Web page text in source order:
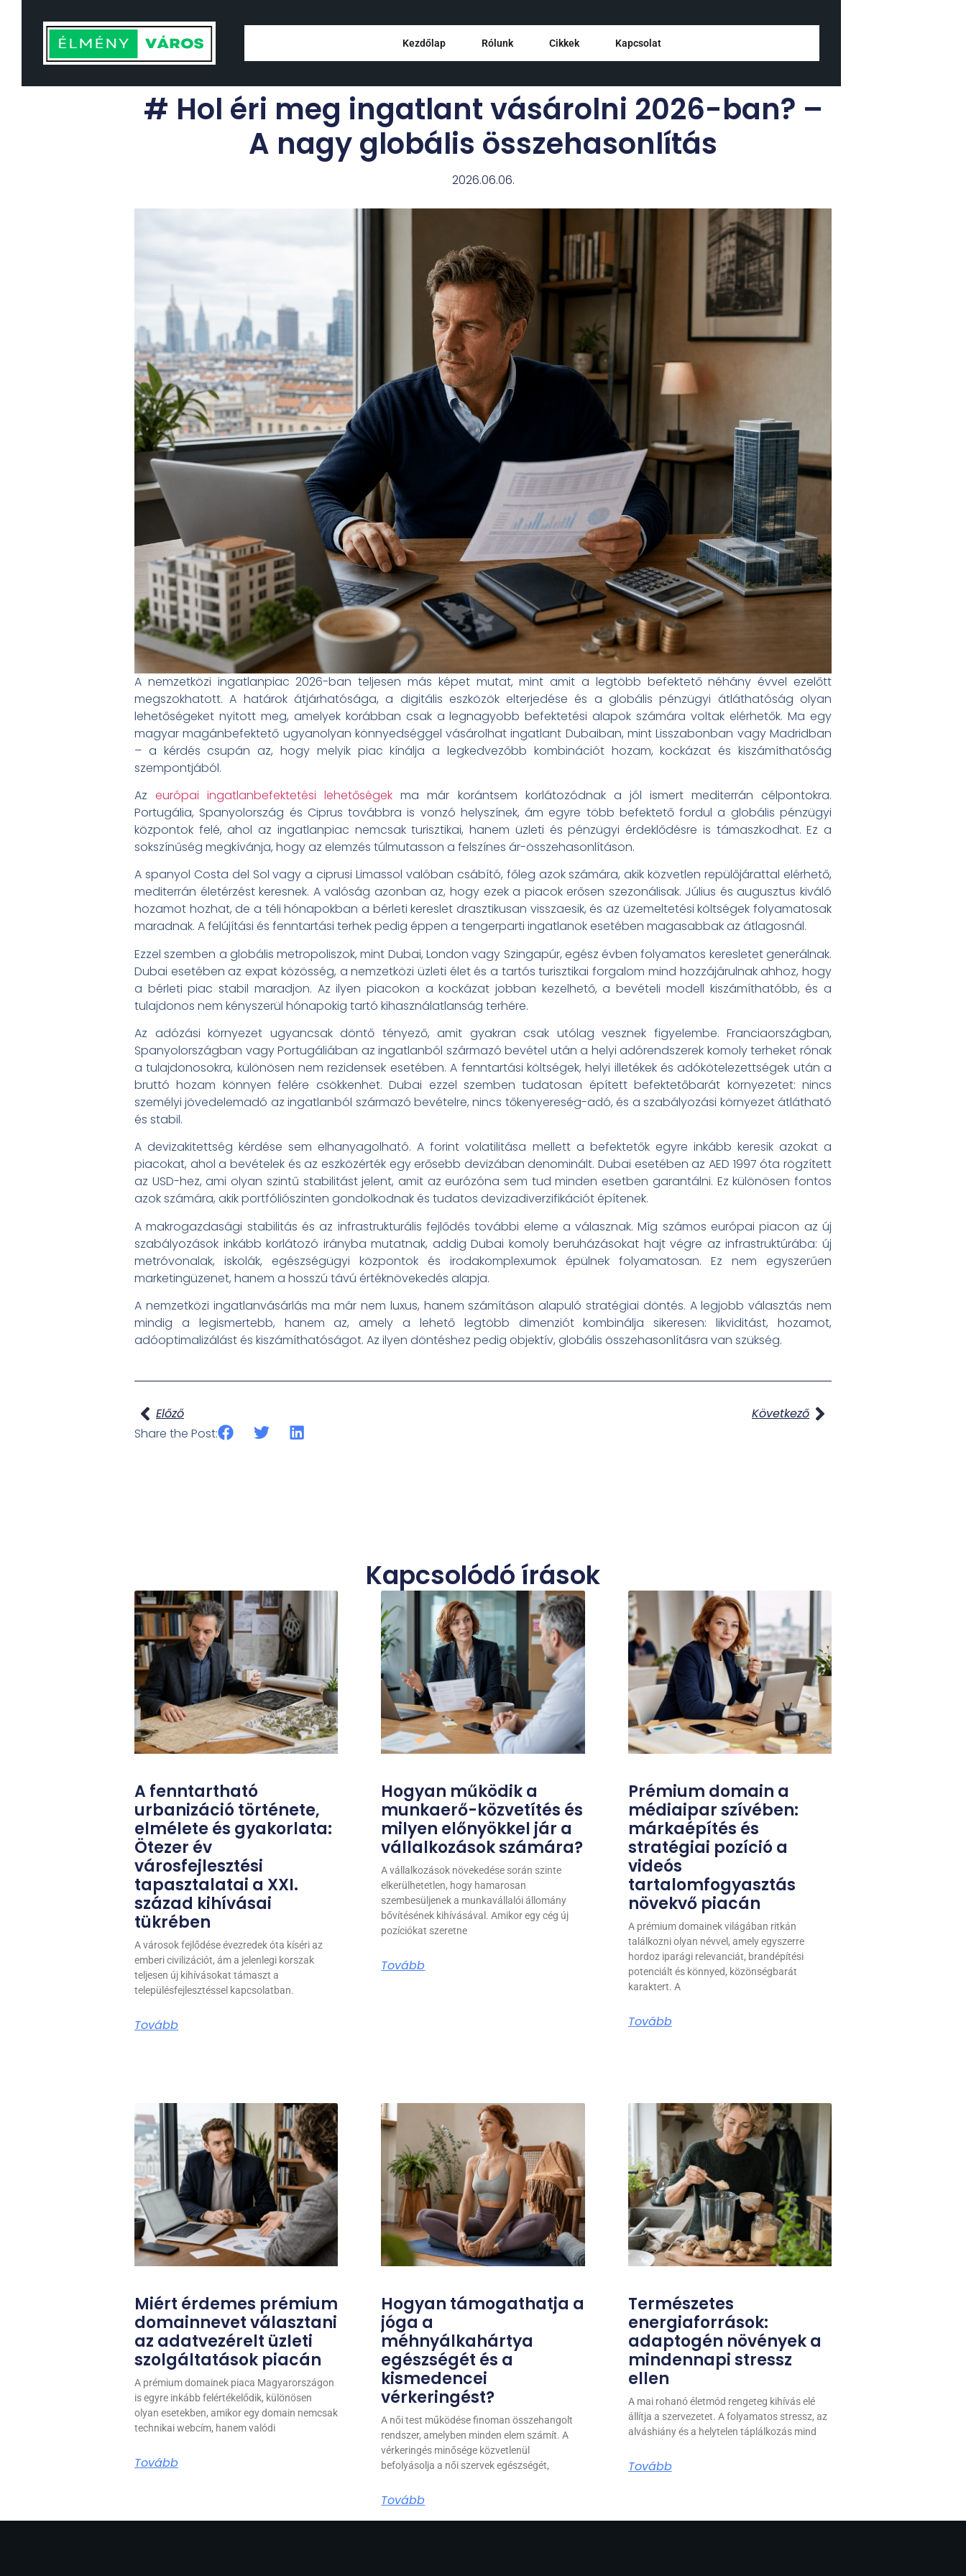
Kezdőlap Rólunk Cikkek Kapcsolat
# Hol éri meg ingatlant vásárolni 2026-ban? –
A nagy globális összehasonlítás
2026.06.06.
A nemzetközi ingatlanpiac 2026-ban teljesen más képet mutat, mint amit a legtöbb befektető néhány évvel ezelőtt
megszokhatott. A határok átjárhatósága, a digitális eszközök elterjedése és a globális pénzügyi átláthatóság olyan
lehetőségeket nyitott meg, amelyek korábban csak a legnagyobb befektetési alapok számára voltak elérhetők. Ma egy
magyar magánbefektető ugyanolyan könnyedséggel vásárolhat ingatlant Dubaiban, mint Lisszabonban vagy Madridban
– a kérdés csupán az, hogy melyik piac kínálja a legkedvezőbb kombinációt hozam, kockázat és kiszámíthatóság
szempontjából.
Azeurópai ingatlanbefektetési lehetőségek ma már korántsem korlátozódnak a jól ismert mediterrán célpontokra.
Portugália, Spanyolország és Ciprus továbbra is vonzó helyszínek, ám egyre több befektető fordul a globális pénzügyi
központok felé, ahol az ingatlanpiac nemcsak turisztikai, hanem üzleti és pénzügyi érdeklődésre is támaszkodhat. Ez a
sokszínűség megkívánja, hogy az elemzés túlmutasson a felszínes ár-összehasonlításon.
A spanyol Costa del Sol vagy a ciprusi Limassol valóban csábító, főleg azok számára, akik közvetlen repülőjárattal elérhető,
mediterrán életérzést keresnek. A valóság azonban az, hogy ezek a piacok erősen szezonálisak. Július és augusztus kiváló
hozamot hozhat, de a téli hónapokban a bérleti kereslet drasztikusan visszaesik, és az üzemeltetési költségek folyamatosak
maradnak. A felújítási és fenntartási terhek pedig éppen a tengerparti ingatlanok esetében magasabbak az átlagosnál.
Ezzel szemben a globális metropoliszok, mint Dubai, London vagy Szingapúr, egész évben folyamatos keresletet generálnak.
Dubai esetében az expat közösség, a nemzetközi üzleti élet és a tartós turisztikai forgalom mind hozzájárulnak ahhoz, hogy
a bérleti piac stabil maradjon. Az ilyen piacokon a kockázat jobban kezelhető, a bevételi modell kiszámíthatóbb, és a
tulajdonos nem kényszerül hónapokig tartó kihasználatlanság terhére.
Az adózási környezet ugyancsak döntő tényező, amit gyakran csak utólag vesznek figyelembe. Franciaországban,
Spanyolországban vagy Portugáliában az ingatlanból származó bevétel után a helyi adórendszerek komoly terheket rónak
a tulajdonosokra, különösen nem rezidensek esetében. A fenntartási költségek, helyi illetékek és adókötelezettségek után a
bruttó hozam könnyen felére csökkenhet. Dubai ezzel szemben tudatosan épített befektetőbarát környezetet: nincs
személyi jövedelemadó az ingatlanból származó bevételre, nincs tőkenyereség-adó, és a szabályozási környezet átlátható
és stabil.
A devizakitettség kérdése sem elhanyagolható. A forint volatilitása mellett a befektetők egyre inkább keresik azokat a
piacokat, ahol a bevételek és az eszközérték egy erősebb devizában denominált. Dubai esetében az AED 1997 óta rögzített
az USD-hez, ami olyan szintű stabilitást jelent, amit az eurózóna sem tud minden esetben garantálni. Ez különösen fontos
azok számára, akik portfóliószinten gondolkodnak és tudatos devizadiverzifikációt építenek.
A makrogazdasági stabilitás és az infrastrukturális fejlődés további eleme a válasznak. Míg számos európai piacon az új
szabályozások inkább korlátozó irányba mutatnak, addig Dubai komoly beruházásokat hajt végre az infrastruktúrába: új
metróvonalak, iskolák, egészségügyi központok és irodakomplexumok épülnek folyamatosan. Ez nem egyszerűen
marketingüzenet, hanem a hosszú távú értéknövekedés alapja.
A nemzetközi ingatlanvásárlás ma már nem luxus, hanem számításon alapuló stratégiai döntés. A legjobb választás nem
mindig a legismertebb, hanem az, amely a lehető legtöbb dimenziót kombinálja sikeresen: likviditást, hozamot,
adóoptimalizálást és kiszámíthatóságot. Az ilyen döntéshez pedig objektív, globális összehasonlításra van szükség.
Előző
Következő
Share the Post:
Kapcsolódó írások
A fenntartható
urbanizáció története,
elmélete és gyakorlata:
Ötezer év
városfejlesztési
tapasztalatai a XXI.
század kihívásai
tükrében
A városok fejlődése évezredek óta kíséri az
emberi civilizációt, ám a jelenlegi korszak
teljesen új kihívásokat támaszt a
településfejlesztéssel kapcsolatban.
Tovább
Hogyan működik a
munkaerő-közvetítés és
milyen előnyökkel jár a
vállalkozások számára?
A vállalkozások növekedése során szinte
elkerülhetetlen, hogy hamarosan
szembesüljenek a munkavállalói állomány
bővítésének kihívásával. Amikor egy cég új
pozíciókat szeretne
Tovább
Prémium domain a
médiaipar szívében:
márkaépítés és
stratégiai pozíció a
videós
tartalomfogyasztás
növekvő piacán
A prémium domainek világában ritkán
találkozni olyan névvel, amely egyszerre
hordoz iparági relevanciát, brandépítési
potenciált és könnyed, közönségbarát
karaktert. A
Tovább
Miért érdemes prémium
domainnevet választani
az adatvezérelt üzleti
szolgáltatások piacán
A prémium domainek piaca Magyarországon
is egyre inkább felértékelődik, különösen
olyan esetekben, amikor egy domain nemcsak
technikai webcím, hanem valódi
Tovább
Hogyan támogathatja a
jóga a
méhnyálkahártya
egészségét és a
kismedencei
vérkeringést?
A női test működése finoman összehangolt
rendszer, amelyben minden elem számít. A
vérkeringés minősége közvetlenül
befolyásolja a női szervek egészségét,
Tovább
Természetes
energiaforrások:
adaptogén növények a
mindennapi stressz
ellen
A mai rohanó életmód rengeteg kihívás elé
állítja a szervezetet. A folyamatos stressz, az
alváshiány és a helytelen táplálkozás mind
Tovább